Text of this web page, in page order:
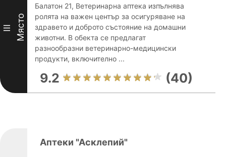
III Място
Балатон 21, Ветеринарна аптека изпълнява
ролята на важен център за осигуряване на
здравето и доброто състояние на домашни
животни. В обекта се предлагат
разнообразни ветеринарно-медицински
продукти, включително ...
9.2 (40)
Аптеки "Асклепий"